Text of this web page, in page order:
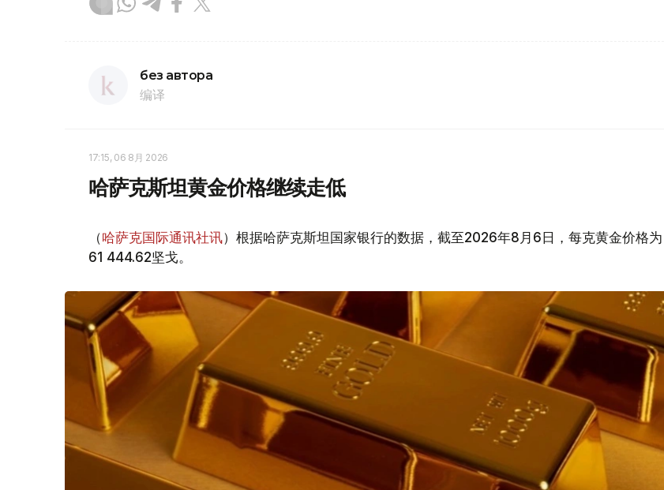
без автора
编译
17:15, 06 8月 2026
哈萨克斯坦黄金价格继续走低
（哈萨克国际通讯社讯）根据哈萨克斯坦国家银行的数据，截至2026年8月6日，每克黄金价格为
61 444.62坚戈。